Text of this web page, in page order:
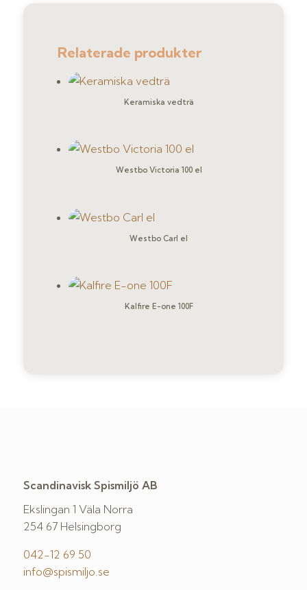
Relaterade produkter
Keramiska vedträ
Westbo Victoria 100 el
Westbo Carl el
Kalfire E-one 100F
Scandinavisk Spismiljö AB
Ekslingan 1 Väla Norra
254 67 Helsingborg
042-12 69 50
info@spismiljo.se